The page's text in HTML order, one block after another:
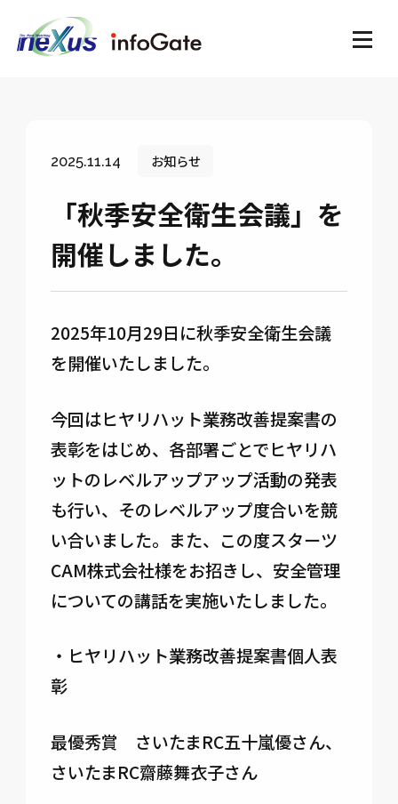
2025.11.14 お知らせ
「秋季安全衛生会議」を
開催しました。
2025年10月29日に秋季安全衛生会議
を開催いたしました。
今回はヒヤリハット業務改善提案書の
表彰をはじめ、各部署ごとでヒヤリハ
ットのレベルアップアップ活動の発表
も行い、そのレベルアップ度合いを競
い合いました。また、この度スターツ
CAM株式会社様をお招きし、安全管理
についての講話を実施いたしました。
・ヒヤリハット業務改善提案書個人表
彰
最優秀賞 さいたまRC五十嵐優さん、
さいたまRC齋藤舞衣子さん